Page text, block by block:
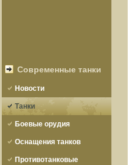
Современные танки
Новости
Танки
Боевые орудия
Оснащения танков
Противотанковые